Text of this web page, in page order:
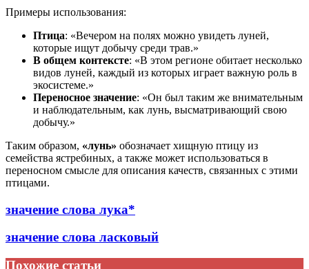
Примеры использования:
Птица: «Вечером на полях можно увидеть луней,
которые ищут добычу среди трав.»
В общем контексте: «В этом регионе обитает несколько
видов луней, каждый из которых играет важную роль в
экосистеме.»
Переносное значение: «Он был таким же внимательным
и наблюдательным, как лунь, высматривающий свою
добычу.»
Таким образом, «лунь» обозначает хищную птицу из
семейства ястребиных, а также может использоваться в
переносном смысле для описания качеств, связанных с этими
птицами.
значение слова лука*
значение слова ласковый
Похожие статьи